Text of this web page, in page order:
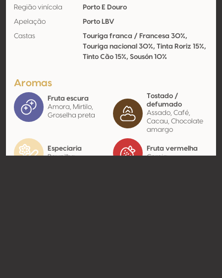
Região vinícola Porto E Douro
Apelação Porto LBV
Castas
Touriga franca / Francesa 30%,
Touriga nacional 30%, Tinta Roriz 15%,
Tinto Cão 15%, Sousón 10%
Aromas
Fruta escura
Amora, Mirtilo,
Groselha preta
Tostado /
defumado
Assado, Café,
Cacau, Chocolate
amargo
Especiaria
Baunilha
Fruta vermelha
Cereja